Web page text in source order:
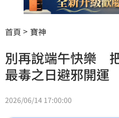
首頁 寶神
別再說端午快樂
最毒之日避邪開運
2026/06/14 17:00:00